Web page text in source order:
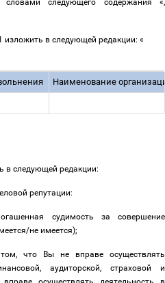
словами следующего содержания «,
изложить в следующей редакции: «
Наименование
в следующей редакции:
репутации:
судимость за совершение
не имеется);
что Вы не вправе осуществлять
аудиторской, страховой и